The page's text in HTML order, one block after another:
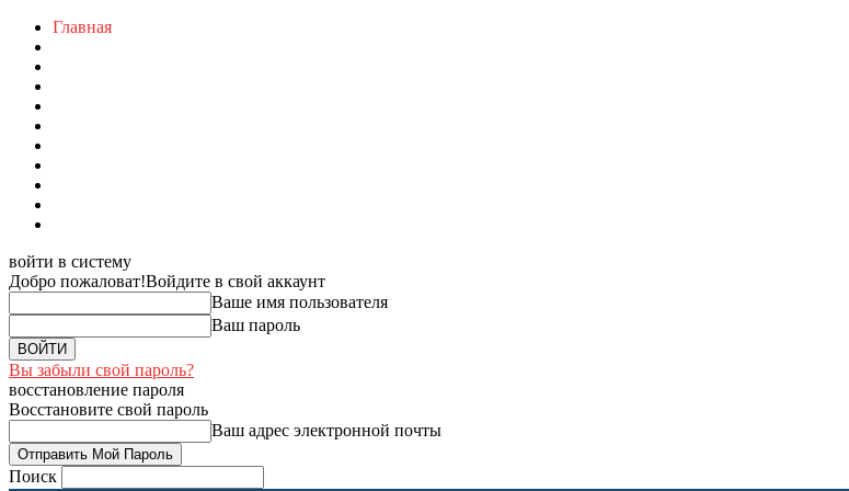
Главная
войти в систему
Добро пожаловат!Войдите в свой аккаунт
Ваше имя пользователя
Ваш пароль
Вы забыли свой пароль?
восстановление пароля
Восстановите свой пароль
Ваш адрес электронной почты
Поиск